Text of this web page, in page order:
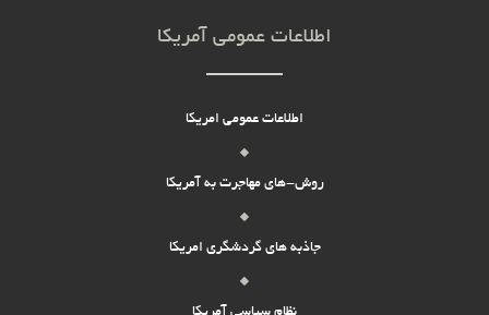
اطلاعات عمومی آمریکا
اطلاعات عمومی امریکا
روش-های مهاجرت به آمریکا
جاذبه های گردشگری امریکا